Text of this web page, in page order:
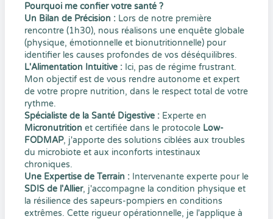
Pourquoi me confier votre santé ?
Un Bilan de Précision : Lors de notre première
rencontre (1h30), nous réalisons une enquête globale
(physique, émotionnelle et bionutritionnelle) pour
identifier les causes profondes de vos déséquilibres.
L'Alimentation Intuitive : Ici, pas de régime frustrant.
Mon objectif est de vous rendre autonome et expert
de votre propre nutrition, dans le respect total de votre
rythme.
Spécialiste de la Santé Digestive : Experte en
Micronutrition et certifiée dans le protocole Low-
FODMAP, j'apporte des solutions ciblées aux troubles
du microbiote et aux inconforts intestinaux
chroniques.
Une Expertise de Terrain : Intervenante experte pour le
SDIS de l'Allier, j'accompagne la condition physique et
la résilience des sapeurs-pompiers en conditions
extrêmes. Cette rigueur opérationnelle, je l'applique à